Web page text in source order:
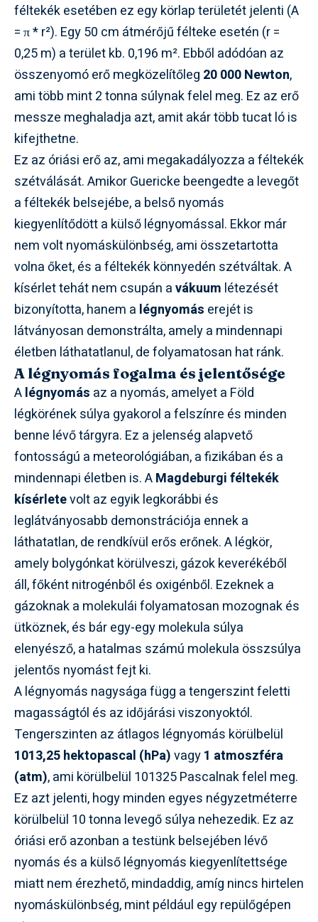
féltekék esetében ez egy körlap területét jelenti (A
= π * r²). Egy 50 cm átmérőjű félteke esetén (r =
0,25 m) a terület kb. 0,196 m². Ebből adódóan az
összenyomó erő megközelítőleg 20 000 Newton,
ami több mint 2 tonna súlynak felel meg. Ez az erő
messze meghaladja azt, amit akár több tucat ló is
kifejthetne.
Ez az óriási erő az, ami megakadályozza a féltekék
szétválását. Amikor Guericke beengedte a levegőt
a féltekék belsejébe, a belső nyomás
kiegyenlítődött a külső légnyomással. Ekkor már
nem volt nyomáskülönbség, ami összetartotta
volna őket, és a féltekék könnyedén szétváltak. A
kísérlet tehát nem csupán avákuum létezését
bizonyította, hanem a légnyomás erejét is
látványosan demonstrálta, amely a mindennapi
életben láthatatlanul, de folyamatosan hat ránk.
A légnyomás fogalma és jelentősége
Alégnyomás az a nyomás, amelyet a Föld
légkörének súlya gyakorol a felszínre és minden
benne lévő tárgyra. Ez a jelenség alapvető
fontosságú a meteorológiában, a fizikában és a
mindennapi életben is. AMagdeburgi féltekék
kísérletevolt az egyik legkorábbi és
leglátványosabb demonstrációja ennek a
láthatatlan, de rendkívül erős erőnek. A légkör,
amely bolygónkat körülveszi, gázok keverékéből
áll, főként nitrogénből és oxigénből. Ezeknek a
gázoknak a molekulái folyamatosan mozognak és
ütköznek, és bár egy-egy molekula súlya
elenyésző, a hatalmas számú molekula összsúlya
jelentős nyomást fejt ki.
A légnyomás nagysága függ a tengerszint feletti
magasságtól és az időjárási viszonyoktól.
Tengerszinten az átlagos légnyomás körülbelül
1013,25 hektopascal (hPa)vagy1 atmoszféra
(atm), ami körülbelül 101325 Pascalnak felel meg.
Ez azt jelenti, hogy minden egyes négyzetméterre
körülbelül 10 tonna levegő súlya nehezedik. Ez az
óriási erő azonban a testünk belsejében lévő
nyomás és a külső légnyomás kiegyenlítettsége
miatt nem érezhető, mindaddig, amíg nincs hirtelen
nyomáskülönbség, mint például egy repülőgépen